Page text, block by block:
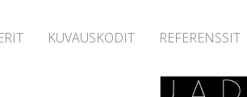
KUVAUSKODIT REFERENSSIT